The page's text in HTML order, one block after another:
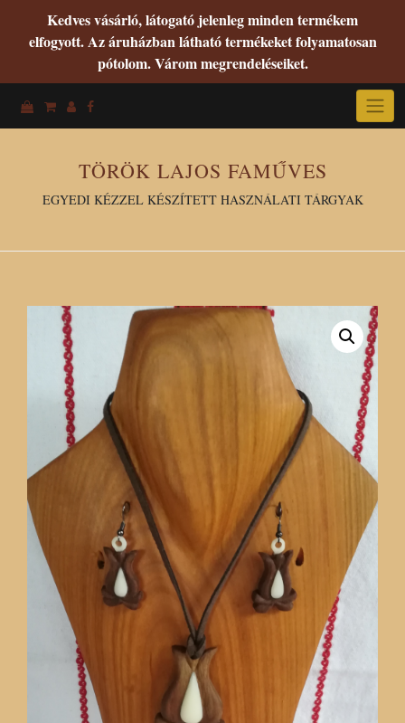
Kedves vásárló, látogató jelenleg minden termékem
elfogyott. Az áruházban látható termékeket folyamatosan
pótolom. Várom megrendeléseiket.
TÖRÖK LAJOS FAMŰVES
EGYEDI KÉZZEL KÉSZÍTETT HASZNÁLATI TÁRGYAK